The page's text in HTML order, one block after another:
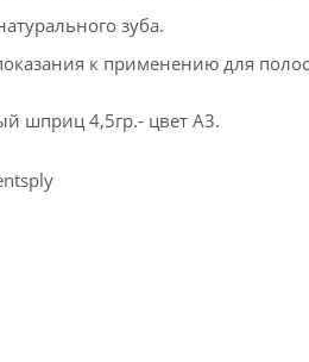
зуба.
к применению для
шприц 4,5гр.- цвет А3.